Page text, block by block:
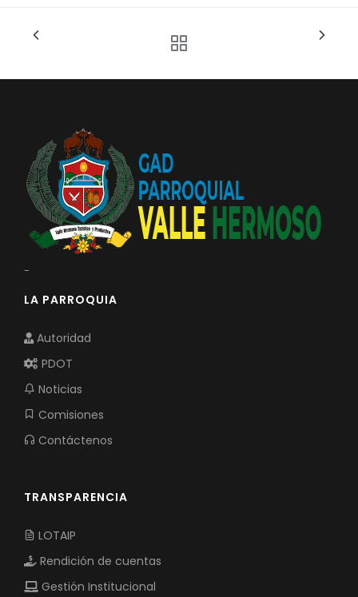
-
LA PARROQUIA
Autoridad
PDOT
Noticias
Comisiones
Contáctenos
TRANSPARENCIA
LOTAIP
Rendición de cuentas
Gestión Institucional